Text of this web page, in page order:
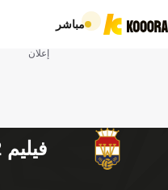
مباشر
إعلان
فيليم 2